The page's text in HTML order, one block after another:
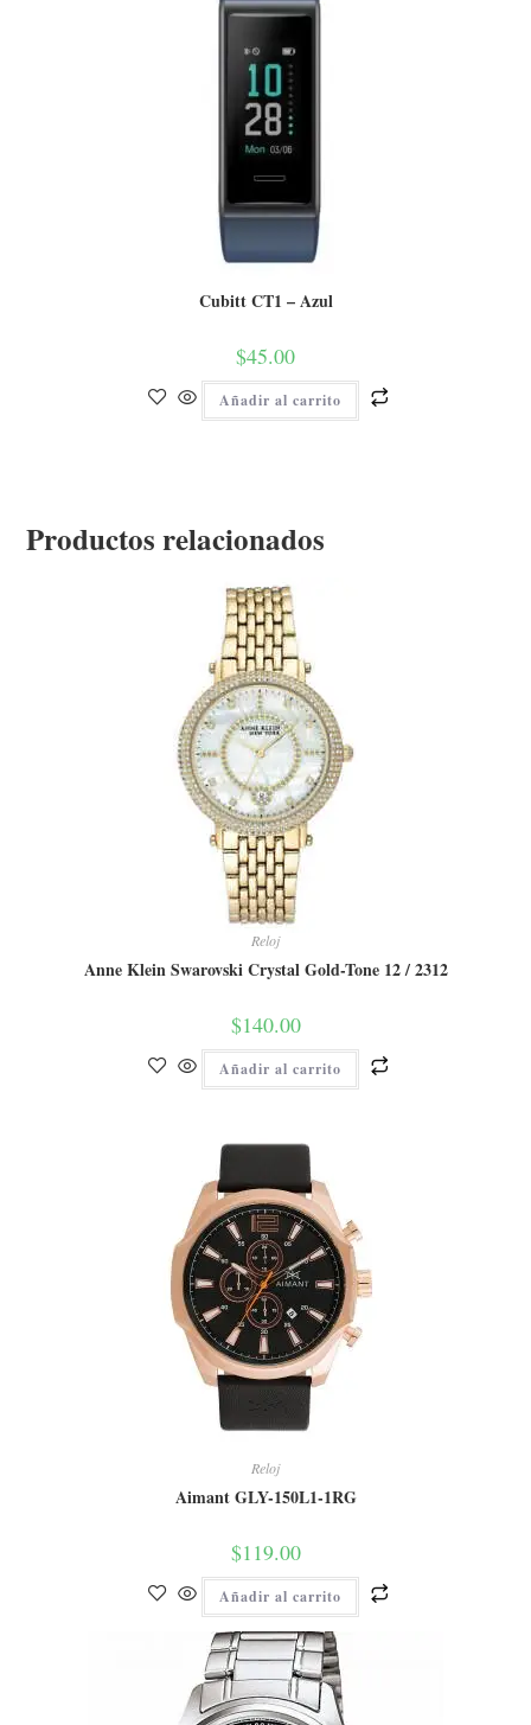
Cubitt CT1 – Azul
$45.00
Añadir al carrito
Productos relacionados
Reloj
Anne Klein Swarovski Crystal Gold-Tone 12 / 2312
$140.00
Añadir al carrito
Reloj
Aimant GLY-150L1-1RG
$119.00
Añadir al carrito